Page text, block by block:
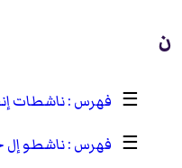
ن
☰
ناشطات
☰
ناشطو إل